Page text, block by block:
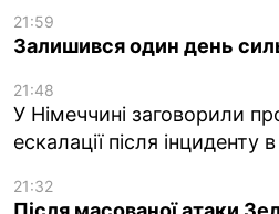
21:59
Залишився один день
21:48
У Німеччині заговорили
ескалації після
21:32